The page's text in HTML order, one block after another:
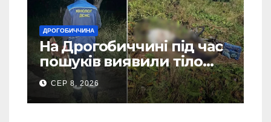
ДРОГОБИЧЧИНА
На Дрогобиччині під час
пошуків виявили тіло
зниклого чоловіка (Фото)
СЕР 8, 2026